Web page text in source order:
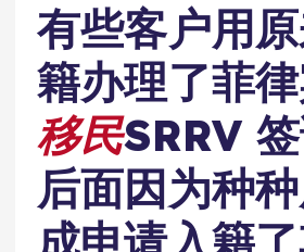
有些客户用
籍办理了菲
移民SRRV 签
后面因为种